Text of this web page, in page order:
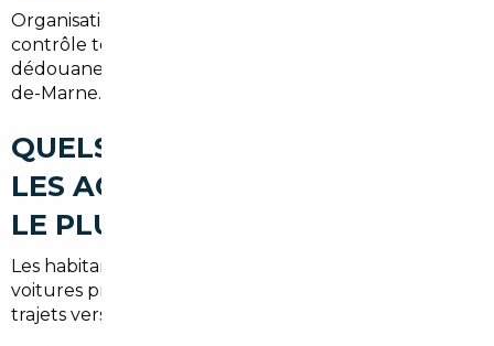
Organisation du transport jusqu'à Limeil-Brévannes,
contrôle technique si nécessaire, démarches de
dédouanement et demande de carte grise en Val-
de-Marne.
QUELS TYPES DE VOITURES
LES ACHETEURS RECHERCHENT
LE PLUS À LIMEIL-BRÉVANNES
Les habitants de Limeil-Brévannes privilégient des
voitures pratiques pour la vie quotidienne et les
trajets vers Paris :